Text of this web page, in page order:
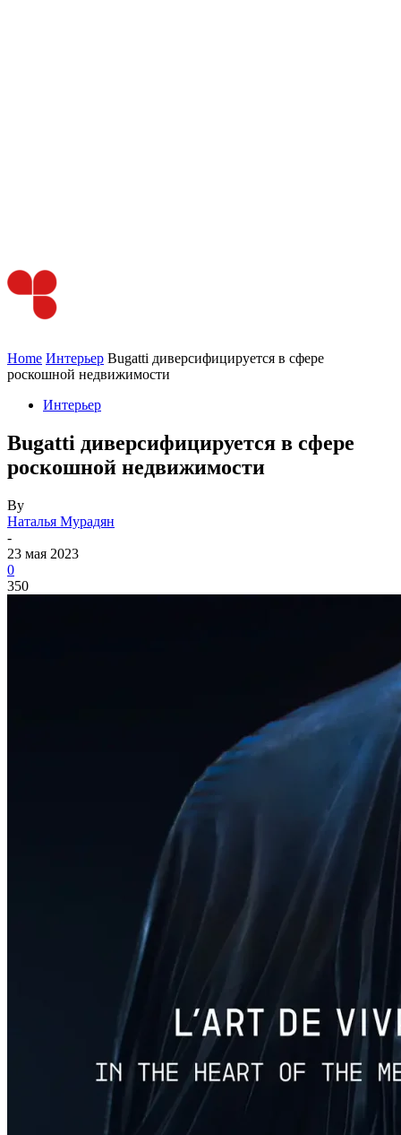
Home Интерьер Bugatti диверсифицируется в сфере
роскошной недвижимости
Интерьер
Bugatti диверсифицируется в сфере
роскошной недвижимости
By
Наталья Мурадян
-
23 мая 2023
0
350